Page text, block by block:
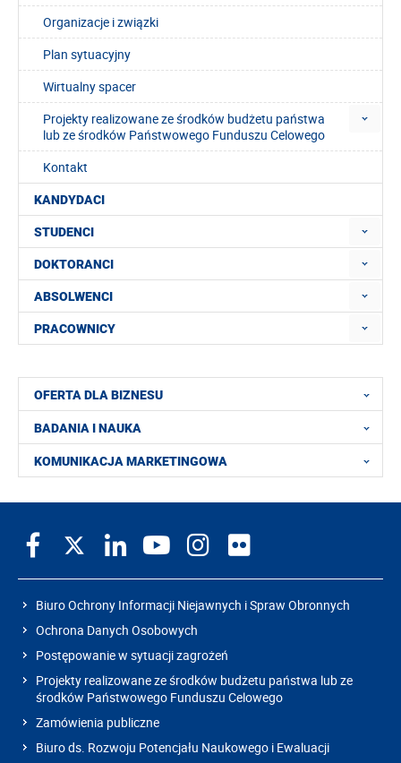
Organizacje i związki
Plan sytuacyjny
Wirtualny spacer
Projekty realizowane ze środków budżetu państwa
lub ze środków Państwowego Funduszu Celowego
Kontakt
KANDYDACI
STUDENCI
DOKTORANCI
ABSOLWENCI
PRACOWNICY
OFERTA DLA BIZNESU
BADANIA I NAUKA
KOMUNIKACJA MARKETINGOWA
Biuro Ochrony Informacji Niejawnych i Spraw Obronnych
Ochrona Danych Osobowych
Postępowanie w sytuacji zagrożeń
Projekty realizowane ze środków budżetu państwa lub ze
środków Państwowego Funduszu Celowego
Zamówienia publiczne
Biuro ds. Rozwoju Potencjału Naukowego i Ewaluacji